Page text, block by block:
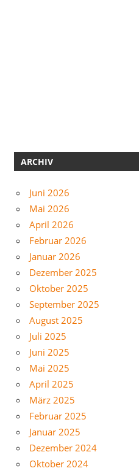
ARCHIV
Juni 2026
Mai 2026
April 2026
Februar 2026
Januar 2026
Dezember 2025
Oktober 2025
September 2025
August 2025
Juli 2025
Juni 2025
Mai 2025
April 2025
März 2025
Februar 2025
Januar 2025
Dezember 2024
Oktober 2024